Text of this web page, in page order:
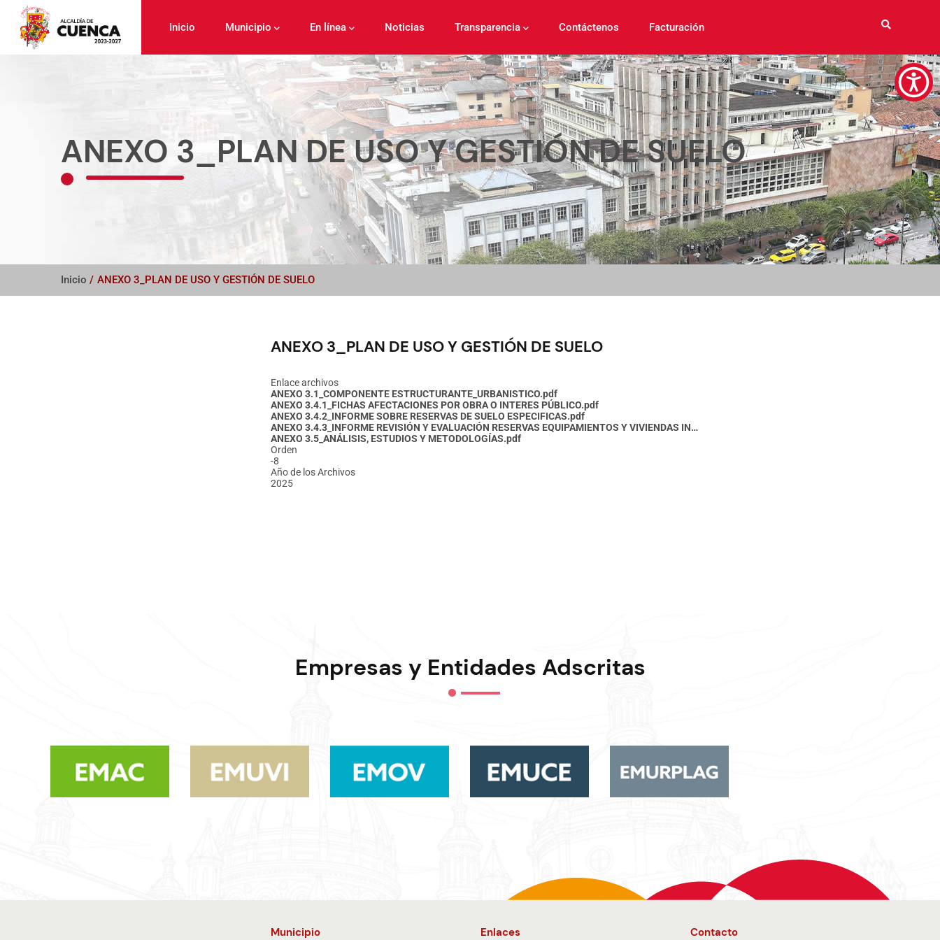
contenido
principal
Inicio Municipio En línea Noticias Transparencia Contáctenos Facturación
ANEXO 3_PLAN DE USO Y GESTIÓN DE SUELO
Inicio / ANEXO 3_PLAN DE USO Y GESTIÓN DE SUELO
ANEXO 3_PLAN DE USO Y GESTIÓN DE SUELO
Enlace archivos
ANEXO 3.1_COMPONENTE ESTRUCTURANTE_URBANISTICO.pdf
ANEXO 3.4.1_FICHAS AFECTACIONES POR OBRA O INTERES PÚBLICO.pdf
ANEXO 3.4.2_INFORME SOBRE RESERVAS DE SUELO ESPECIFICAS.pdf
ANEXO 3.4.3_INFORME REVISIÓN Y EVALUACIÓN RESERVAS EQUIPAMIENTOS Y VIVIENDAS IN…
ANEXO 3.5_ANÁLISIS, ESTUDIOS Y METODOLOGÍAS.pdf
Orden
-8
Año de los Archivos
2025
Empresas y Entidades Adscritas
Municipio Enlaces Contacto